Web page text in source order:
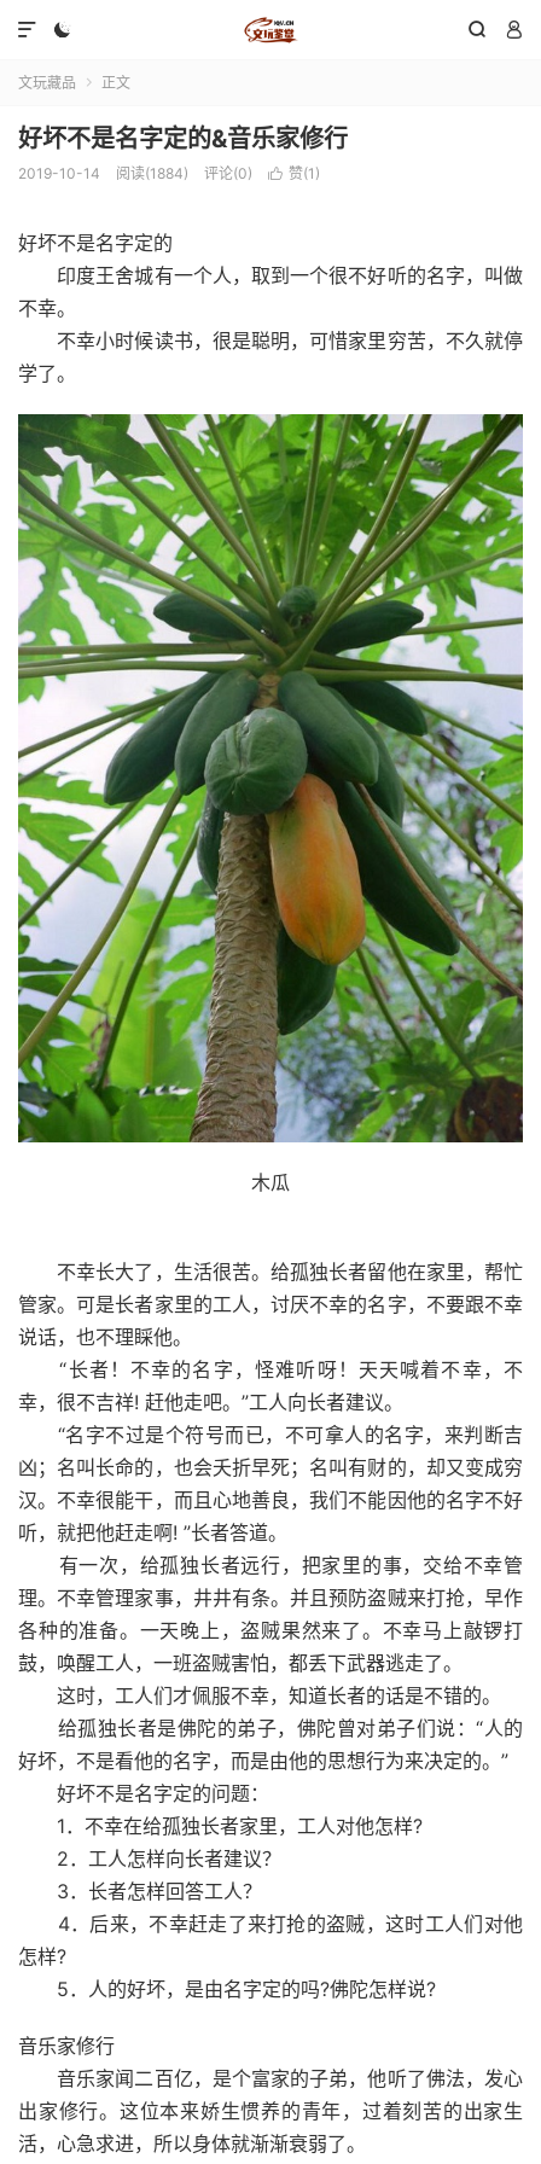
  

文玩藏品  正文
好坏不是名字定的&音乐家修行
2019-10-14 阅读(1884) 评论(0)  赞(1 )
好坏不是名字定的
印度王舍城有一个人，取到一个很不好听的名字，叫做
不幸。
不幸小时候读书，很是聪明，可惜家里穷苦，不久就停
学了。
木瓜
不幸长大了，生活很苦。给孤独长者留他在家里，帮忙
管家。可是长者家里的工人，讨厌不幸的名字，不要跟不幸
说话，也不理睬他。
“长者！不幸的名字，怪难听呀！天天喊着不幸，不
幸，很不吉祥! 赶他走吧。”工人向长者建议。
“名字不过是个符号而已，不可拿人的名字，来判断吉
凶；名叫长命的，也会夭折早死；名叫有财的，却又变成穷
汉。不幸很能干，而且心地善良，我们不能因他的名字不好
听，就把他赶走啊! ”长者答道。
有一次，给孤独长者远行，把家里的事，交给不幸管
理。不幸管理家事，井井有条。并且预防盗贼来打抢，早作
各种的准备。一天晚上，盗贼果然来了。不幸马上敲锣打
鼓，唤醒工人，一班盗贼害怕，都丢下武器逃走了。
这时，工人们才佩服不幸，知道长者的话是不错的。
给孤独长者是佛陀的弟子，佛陀曾对弟子们说：“人的
好坏，不是看他的名字，而是由他的思想行为来决定的。”
好坏不是名字定的问题：
1．不幸在给孤独长者家里，工人对他怎样?
2．工人怎样向长者建议？
3．长者怎样回答工人？
4．后来，不幸赶走了来打抢的盗贼，这时工人们对他
怎样?
5．人的好坏，是由名字定的吗?佛陀怎样说?
音乐家修行
音乐家闻二百亿，是个富家的子弟，他听了佛法，发心
出家修行。这位本来娇生惯养的青年，过着刻苦的出家生
活，心急求进，所以身体就渐渐衰弱了。